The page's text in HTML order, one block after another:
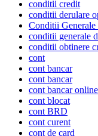
conditii credit
conditii derulare
Conditii
conditii generale
conditii obtinere
cont
cont bancar
cont bancar
cont bancar online
cont blocat
cont BRD
cont curent
cont de card